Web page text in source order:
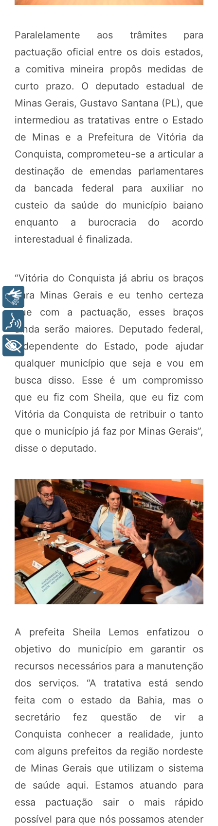
Paralelamente aos trâmites para
pactuação oficial entre os dois estados,
a comitiva mineira propôs medidas de
curto prazo. O deputado estadual de
Minas Gerais, Gustavo Santana (PL), que
intermediou as tratativas entre o Estado
de Minas e a Prefeitura de Vitória da
Conquista, comprometeu-se a articular a
destinação de emendas parlamentares
da bancada federal para auxiliar no
custeio da saúde do município baiano
enquanto a burocracia do acordo
interestadual é finalizada.
“Vitória do Conquista já abriu os braços
para Minas Gerais e eu tenho certeza
que com a pactuação, esses braços
ainda serão maiores. Deputado federal,
independente do Estado, pode ajudar
qualquer município que seja e vou em
busca disso. Esse é um compromisso
que eu fiz com Sheila, que eu fiz com
Vitória da Conquista de retribuir o tanto
que o município já faz por Minas Gerais”,
disse o deputado.
A prefeita Sheila Lemos enfatizou o
objetivo do município em garantir os
recursos necessários para a manutenção
dos serviços. “A tratativa está sendo
feita com o estado da Bahia, mas o
secretário fez questão de vir a
Conquista conhecer a realidade, junto
com alguns prefeitos da região nordeste
de Minas Gerais que utilizam o sistema
de saúde aqui. Estamos atuando para
essa pactuação sair o mais rápido
possível para que nós possamos atender
Libras
+ Acessibilidade